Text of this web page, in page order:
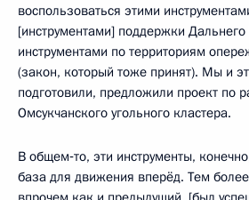
воспользоваться этими
[инструментами] поддержки
инструментами по территориям
(закон, который тоже принят). Мы и
подготовили, предложили проект по
Омсукчанского угольного кластера.
В общем‑то, эти инструменты,
база для движения вперёд. Тем более